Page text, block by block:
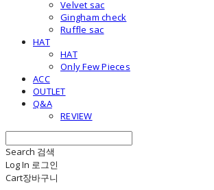
Velvet sac
Gingham check
Ruffle sac
HAT
HAT
Only Few Pieces
ACC
OUTLET
Q&A
REVIEW
Search 검색
Log In 로그인
Cart장바구니